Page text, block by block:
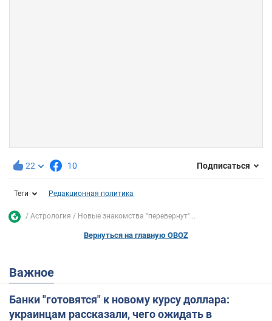
22 10 Подписаться
Теги Редакционная политика
Астрология Новые знакомства "перевернут"...
Вернуться на главную OBOZ
Важное
Банки "готовятся" к новому курсу доллара:
украинцам рассказали, чего ожидать в